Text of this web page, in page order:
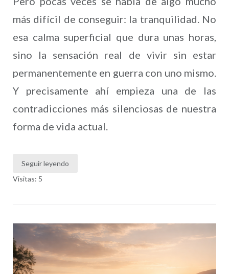
más difícil de conseguir: la tranquilidad. No
esa calma superficial que dura unas horas,
sino la sensación real de vivir sin estar
permanentemente en guerra con uno mismo.
Y precisamente ahí empieza una de las
contradicciones más silenciosas de nuestra
forma de vida actual.
Seguir leyendo
Visitas: 5